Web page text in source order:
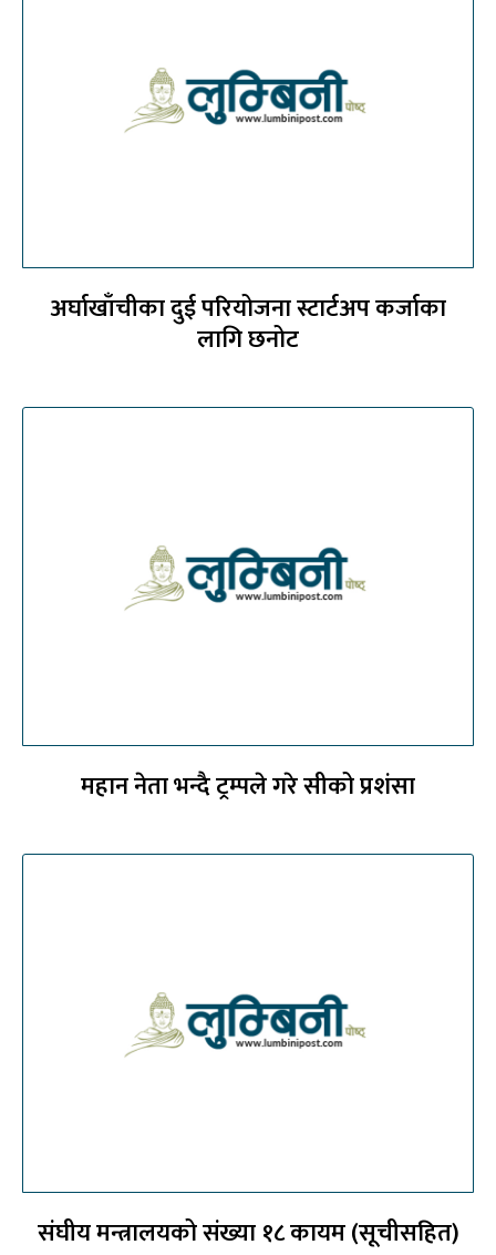
अर्घाखाँचीका दुई परियोजना स्टार्टअप कर्जाका
लागि छनोट
महान नेता भन्दै ट्रम्पले गरे सीको प्रशंसा
संघीय मन्त्रालयको संख्या १८ कायम (सूचीसहित)